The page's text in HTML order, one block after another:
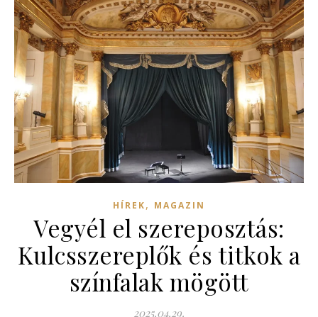
HÍREK, MAGAZIN
Vegyél el szereposztás:
Kulcsszereplők és titkok a
színfalak mögött
2025.04.29.